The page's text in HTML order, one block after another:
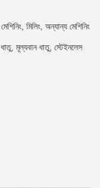
মিলিং, অন্যান্য মেশিনিং
মূল্যবান ধাতু, স্টেইনলেস